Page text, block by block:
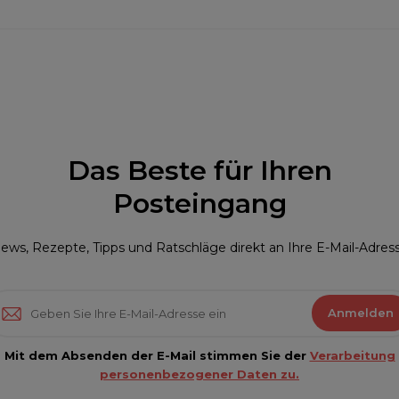
Das Beste für Ihren
Posteingang
Rezepte, Tipps und Ratschläge direkt an Ihre E-Mail-
Anmelden
Mit dem Absenden der E-Mail stimmen Sie der Verarbeitung
personenbezogener Daten zu.